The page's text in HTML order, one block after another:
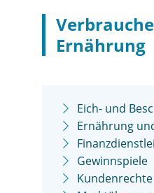
Ernährung
Eich- und
Ernährung
Gewinnspiele